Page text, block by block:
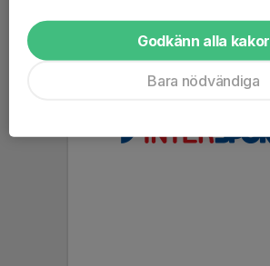
Godkänn alla kakor
Bara nödvändiga